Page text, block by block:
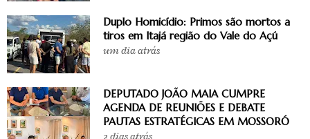
Duplo Homicídio: Primos são mortos a
tiros em Itajá região do Vale do Açú
um dia atrás
DEPUTADO JOÃO MAIA CUMPRE
AGENDA DE REUNIÕES E DEBATE
PAUTAS ESTRATÉGICAS EM MOSSORÓ